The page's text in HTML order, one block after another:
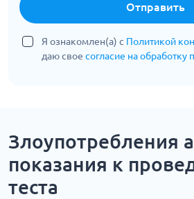
Отправить
Я ознакомлен(а) с Политикой
даю свое согласие на
Злоупотребления
показания к
теста